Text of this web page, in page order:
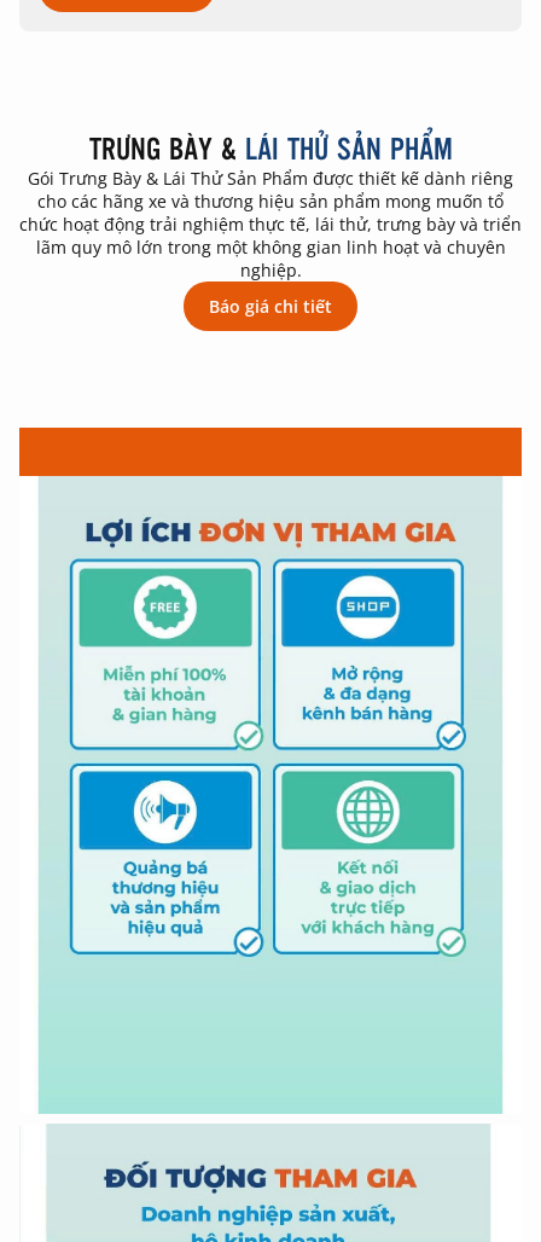
TRƯNG BÀY & LÁI THỬ SẢN PHẨM
Gói Trưng Bày & Lái Thử Sản Phẩm được thiết kế dành riêng
cho các hãng xe và thương hiệu sản phẩm mong muốn tổ
chức hoạt động trải nghiệm thực tế, lái thử, trưng bày và triển
lãm quy mô lớn trong một không gian linh hoạt và chuyên
nghiệp.
Báo giá chi tiết